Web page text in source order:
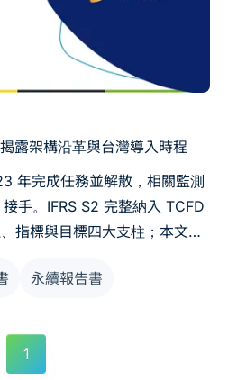
露架構沿革與台灣導入時程
年完成任務並解散，相關監測
手。IFRS S2 完整納入 TCFD
指標與目標四大支柱；本文帶
永續報告書
1